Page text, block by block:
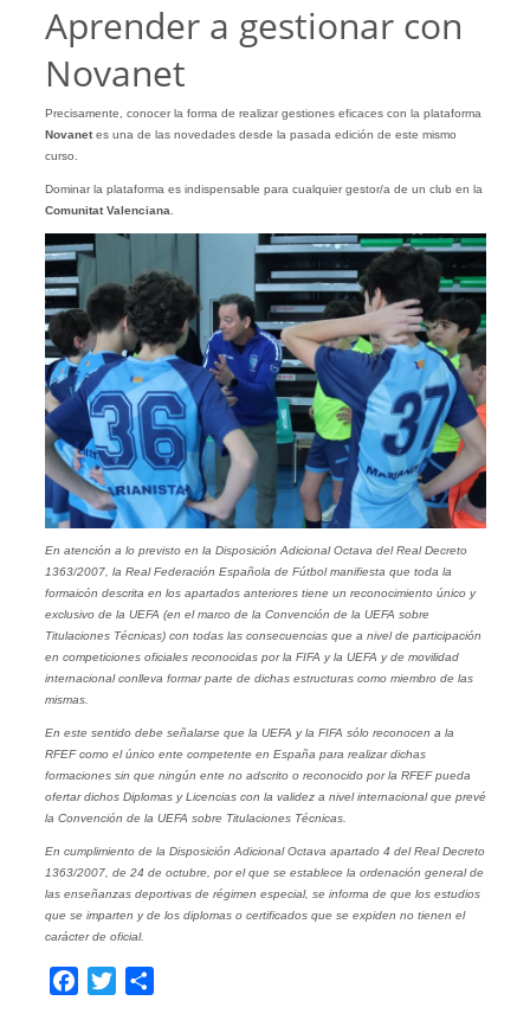
Aprender a gestionar con
Novanet
Precisamente, conocer la forma de realizar gestiones eficaces con la plataforma
Novanetes una de las novedades desde la pasada edición de este mismo
curso.
Dominar la plataforma es indispensable para cualquier gestor/a de un club en la
Comunitat Valenciana
En atención a lo previsto en la Disposición Adicional Octava del Real Decreto
1363/2007, la Real Federación Española de Fútbol manifiesta que toda la
formaicón descrita en los apartados anteriores tiene un reconocimiento único y
exclusivo de la UEFA (en el marco de la Convención de la UEFA sobre
Titulaciones Técnicas) con todas las consecuencias que a nivel de participación
en competiciones oficiales reconocidas por la FIFA y la UEFA y de movilidad
internacional conlleva formar parte de dichas estructuras como miembro de las
mismas.
En este sentido debe señalarse que la UEFA y la FIFA sólo reconocen a la
RFEF como el único ente competente en España para realizar dichas
formaciones sin que ningún ente no adscrito o reconocido por la RFEF pueda
ofertar dichos Diplomas y Licencias con la validez a nivel internacional que prevé
la Convención de la UEFA sobre Titulaciones Técnicas.
En cumplimiento de la Disposición Adicional Octava apartado 4 del Real Decreto
1363/2007, de 24 de octubre, por el que se establece la ordenación general de
las enseñanzas deportivas de régimen especial, se informa de que los estudios
que se imparten y de los diplomas o certificados que se expiden no tienen el
carácter de oficial.
Facebook
Twitter